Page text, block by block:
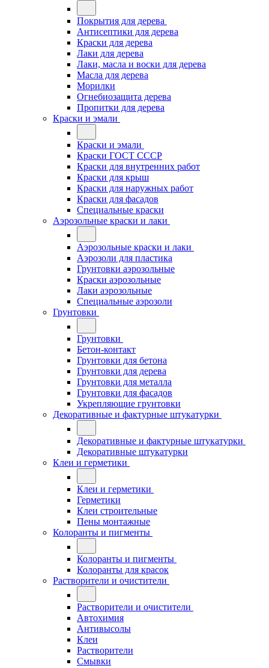
Покрытия для дерева
Антисептики для дерева
Краски для дерева
Лаки для дерева
Лаки, масла и воски для дерева
Масла для дерева
Морилки
Огнебиозащита дерева
Пропитки для дерева
Краски и эмали
Краски и эмали
Краски ГОСТ СССР
Краски для внутренних работ
Краски для крыш
Краски для наружных работ
Краски для фасадов
Специальные краски
Аэрозольные краски и лаки
Аэрозольные краски и лаки
Аэрозоли для пластика
Грунтовки аэрозольные
Краски аэрозольные
Лаки аэрозольные
Специальные аэрозоли
Грунтовки
Грунтовки
Бетон-контакт
Грунтовки для бетона
Грунтовки для дерева
Грунтовки для металла
Грунтовки для фасадов
Укрепляющие грунтовки
Декоративные и фактурные штукатурки
Декоративные и фактурные штукатурки
Декоративные штукатурки
Клеи и герметики
Клеи и герметики
Герметики
Клеи строительные
Пены монтажные
Колоранты и пигменты
Колоранты и пигменты
Колоранты для красок
Растворители и очистители
Растворители и очистители
Автохимия
Антивысолы
Клеи
Растворители
Смывки